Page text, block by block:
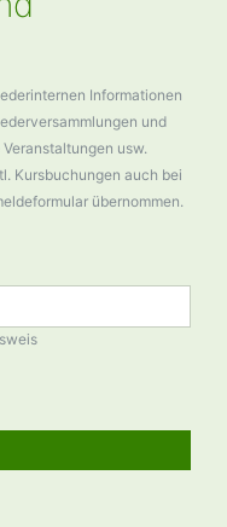
Informationen
und
usw.
Kursbuchungen auch bei
übernommen.